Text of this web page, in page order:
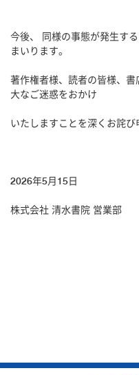
今後、 同様の事態が発生す
まいります。
著作権者様、読者の皆様、
大なご迷惑をおかけ
いたしますことを深くお詫び
2026年5月15日
株式会社 清水書院 営業部